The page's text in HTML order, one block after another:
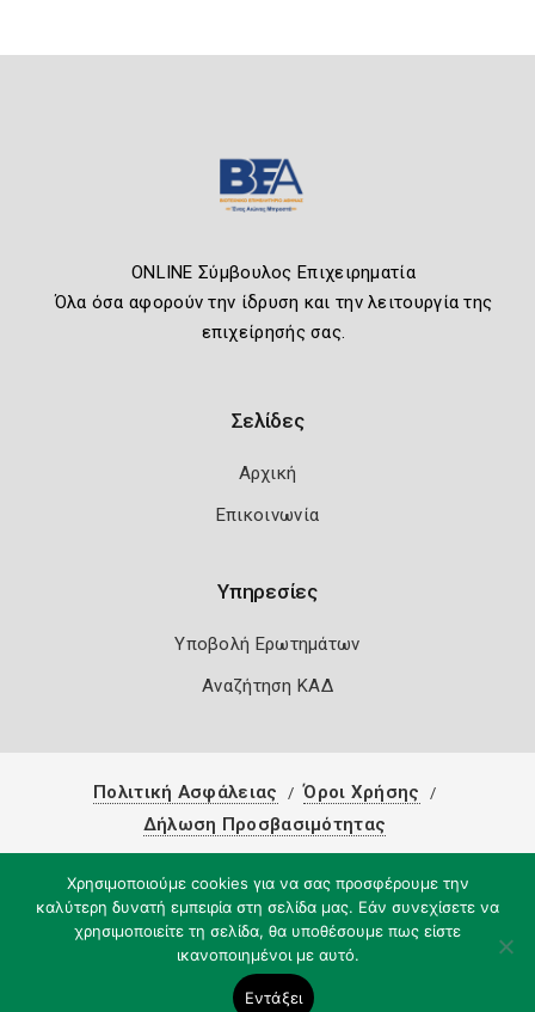
ONLINE Σύμβουλος Επιχειρηματία
Όλα όσα αφορούν την ίδρυση και την λειτουργία της
επιχείρησής σας.
Σελίδες
Αρχική
Επικοινωνία
Υπηρεσίες
Υποβολή Ερωτημάτων
Αναζήτηση ΚΑΔ
Πολιτική Ασφάλειας
Όροι Χρήσης
Δήλωση Προσβασιμότητας
Χρησιμοποιούμε cookies για να σας προσφέρουμε την
καλύτερη δυνατή εμπειρία στη σελίδα μας. Εάν συνεχίσετε να
χρησιμοποιείτε τη σελίδα, θα υποθέσουμε πως είστε
ικανοποιημένοι με αυτό.
Εντάξει